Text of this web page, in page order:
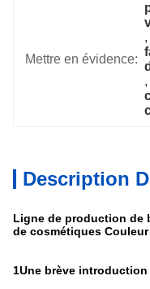
Mettre en évidence:
,
,
Description
Ligne de production de
de cosmétiques
1Une brève introduction